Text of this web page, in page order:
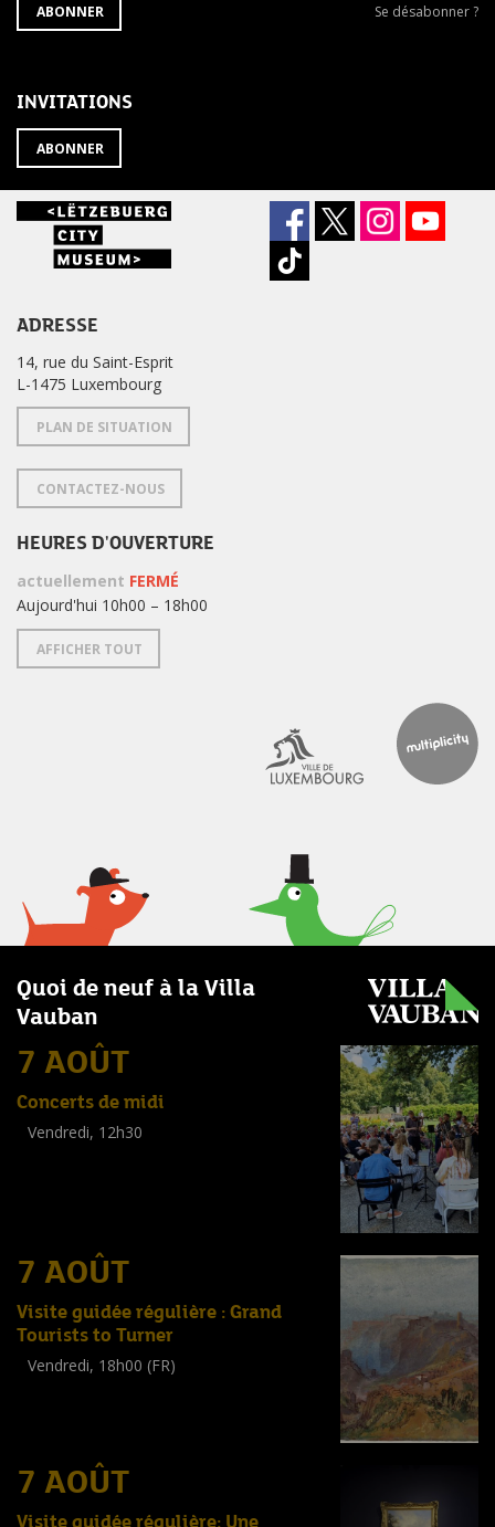
S'ABONNER
À
ABONNER
Se
Se désabonner ?
INVITATIONS
ABONNER
ADRESSE
14, rue du Saint-Esprit
L-1475 Luxembourg
PLAN DE SITUATION
CONTACTEZ-NOUS
HEURES D'OUVERTURE
actuellement FERMÉ
Aujourd'hui 10h00 – 18h00
AFFICHER TOUT
Quoi de neuf à la Villa
Vauban
7 AOÛT
Concerts de midi
Vendredi, 12h30
7 AOÛT
Visite guidée régulière : Grand
Tourists to Turner
Vendredi, 18h00 (FR)
7 AOÛT
Visite guidée régulière: Une